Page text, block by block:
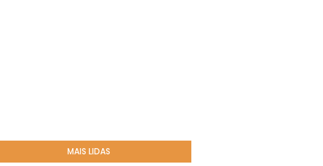
MAIS LIDAS